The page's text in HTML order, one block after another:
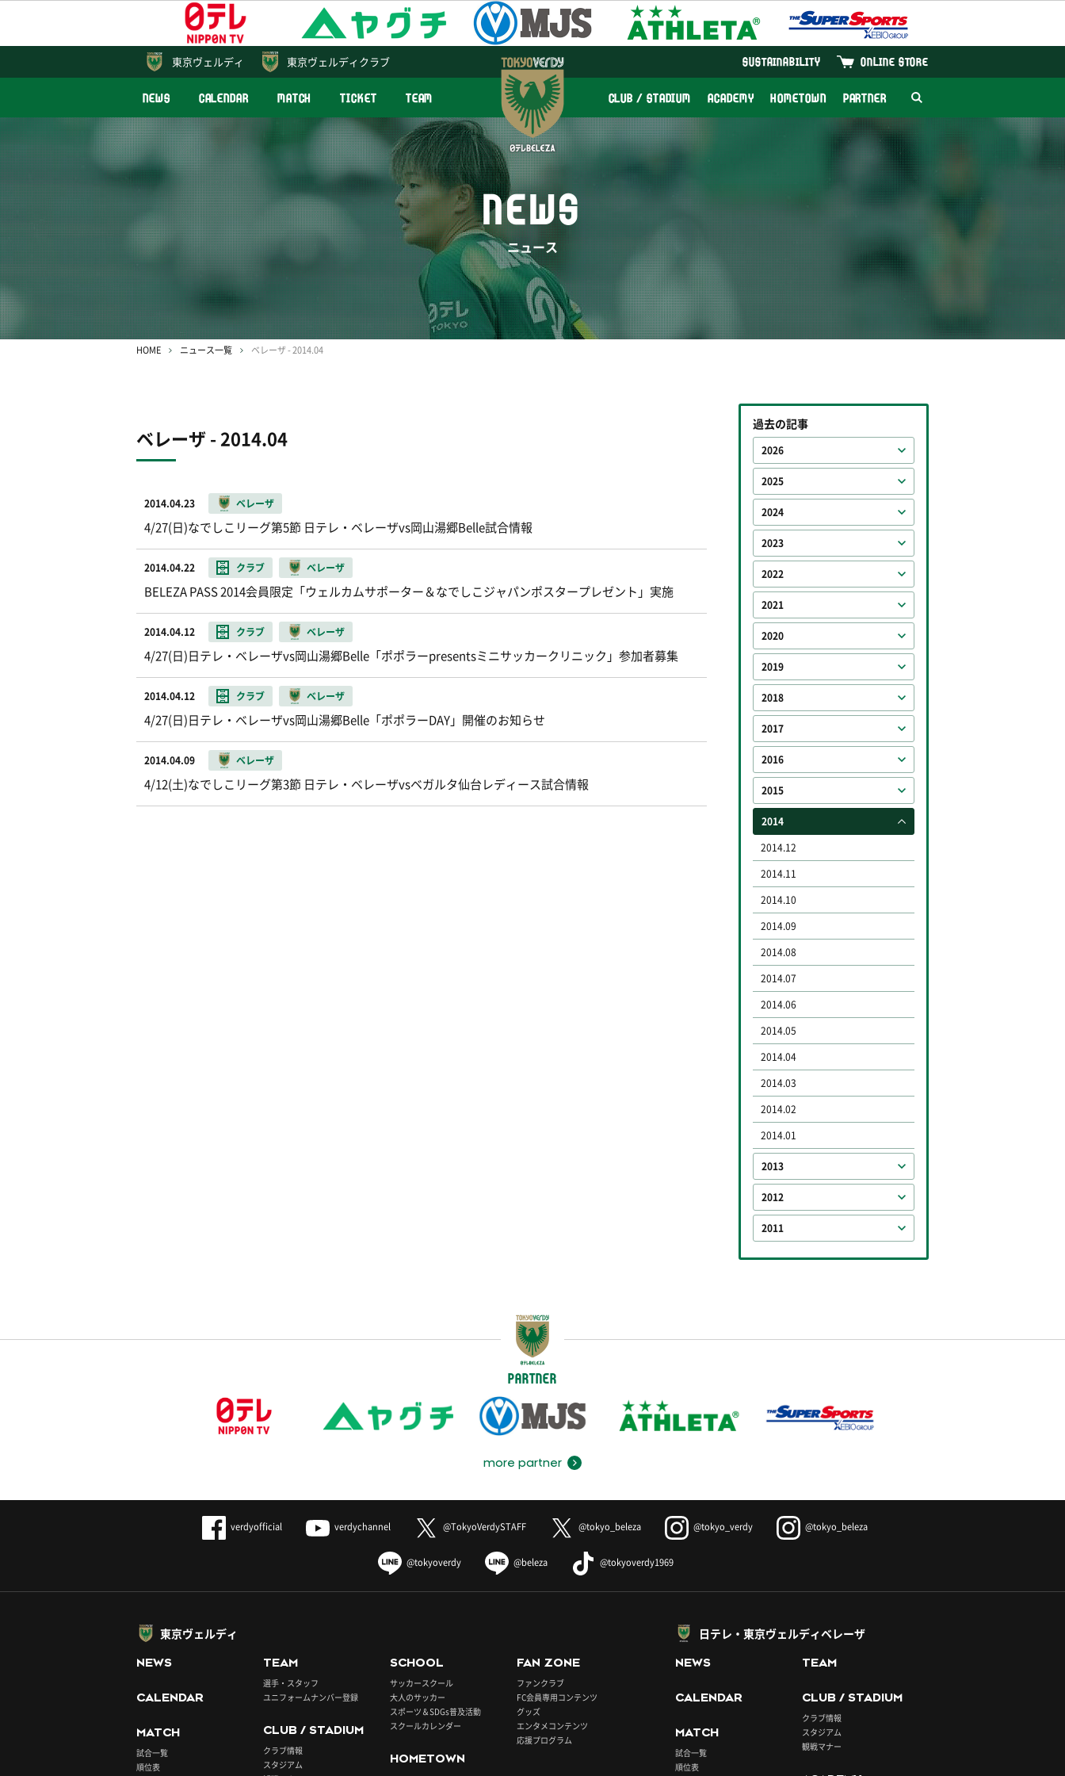
東京ヴェルディクラブ ONLINE STORE
SUSTAINABILITY
NEWS CALENDAR MATCH TICKET TEAM CLUB / STADIUM ACADEMY HOMETOWN PARTNER
東京ヴェルディ
NEWS
ニュース
HOME ニュース一覧 ベレーザ - 2014.04
ベレーザ - 2014.04
2014.04.23 ベレーザ
4/27(日)なでしこリーグ第5節 日テレ・ベレーザvs岡山湯郷Belle試合情報
2014.04.22 クラブ ベレーザ
BELEZA PASS 2014会員限定「ウェルカムサポーター＆なでしこジャパンポスタープレゼント」実施
2014.04.12 クラブ ベレーザ
4/27(日)日テレ・ベレーザvs岡山湯郷Belle「ポポラーpresentsミニサッカークリニック」参加者募集
2014.04.12 クラブ ベレーザ
4/27(日)日テレ・ベレーザvs岡山湯郷Belle「ポポラーDAY」開催のお知らせ
2014.04.09 ベレーザ
4/12(土)なでしこリーグ第3節 日テレ・ベレーザvsベガルタ仙台レディース試合情報
過去の記事
2026
2025
2024
2023
2022
2021
2020
2019
2018
2017
2016
2015
2014
2014.12
2014.11
2014.10
2014.09
2014.08
2014.07
2014.06
2014.05
2014.04
2014.03
2014.02
2014.01
2013
2012
2011
PARTNER
more partner
verdyofficial verdychannel @TokyoVerdySTAFF @tokyo_beleza @tokyo_verdy @tokyo_beleza
@tokyoverdy @beleza @tokyoverdy1969
東京ヴェルディ
NEWS
CALENDAR
MATCH
試合一覧
順位表
TEAM
選手・スタッフ
ユニフォームナンバー登録
CLUB / STADIUM
クラブ情報
スタジアム
SCHOOL
サッカースクール
大人のサッカー
スポーツ＆SDGs普及活動
スクールカレンダー
HOMETOWN
FAN ZONE
ファンクラブ
FC会員専用コンテンツ
グッズ
エンタメコンテンツ
応援プログラム
日テレ・東京ヴェルディベレーザ
NEWS
CALENDAR
MATCH
試合一覧
順位表
TEAM
CLUB / STADIUM
クラブ情報
スタジアム
観戦マナー